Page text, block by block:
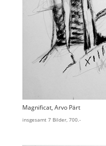
Magnificat, Arvo Pärt
insgesamt 7 Bilder, 700.-